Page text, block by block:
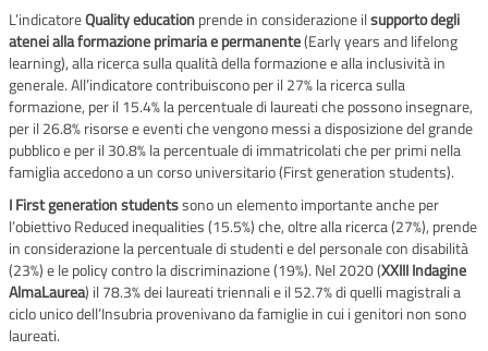
L’indicatoreQuality educationprende in considerazione ilsupporto degli
atenei alla formazione primaria e permanente(Early years and lifelong
learning), alla ricerca sulla qualità della formazione e alla inclusività in
generale. All’indicatore contribuiscono per il 27% la ricerca sulla
formazione, per il 15.4% la percentuale di laureati che possono insegnare,
per il 26.8% risorse e eventi che vengono messi a disposizione del grande
pubblico e per il 30.8% la percentuale di immatricolati che per primi nella
famiglia accedono a un corso universitario (First generation students).
I First generation studentssono un elemento importante anche per
l’obiettivo Reduced inequalities (15.5%) che, oltre alla ricerca (27%), prende
in considerazione la percentuale di studenti e del personale con disabilità
(23%) e le policy contro la discriminazione (19%). Nel 2020 (XXIII Indagine
AlmaLaurea) il 78.3% dei laureati triennali e il 52.7% di quelli magistrali a
ciclo unico dell’Insubria provenivano da famiglie in cui i genitori non sono
laureati.